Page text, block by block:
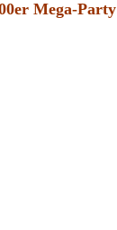
Mega-Party